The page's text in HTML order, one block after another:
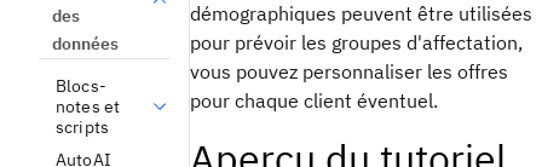
des
données
Blocs-
notes et
scripts
AutoAI
démographiques peuvent être utilisées
pour prévoir les groupes d'affectation,
vous pouvez personnaliser les offres
pour chaque client éventuel.